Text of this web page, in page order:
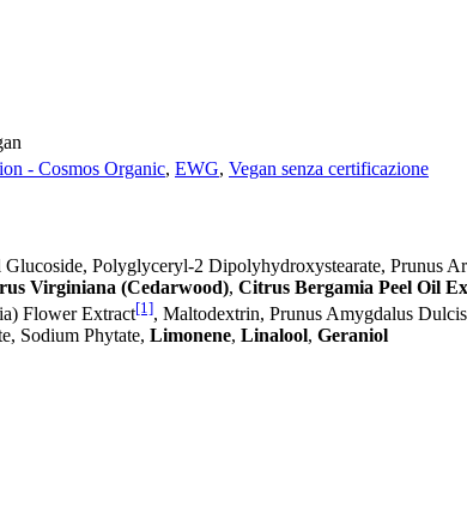
- Cosmos Organic, EWG, Vegan senza certificazione
Glucoside, Polyglyceryl-2 Dipolyhydroxystearate, Prunus
Virginiana (Cedarwood), Citrus Bergamia Peel Oil
Flower Extract[1], Maltodextrin, Prunus Amygdalus
Sodium Phytate, Limonene, Linalool, Geraniol